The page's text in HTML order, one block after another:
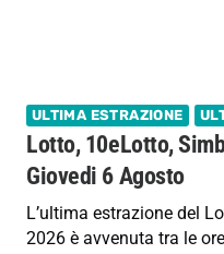
ULTIMA ESTRAZIONE
Lotto, 10eLotto,
Giovedi 6 Agosto
L’ultima estrazione del
2026 è avvenuta tra le